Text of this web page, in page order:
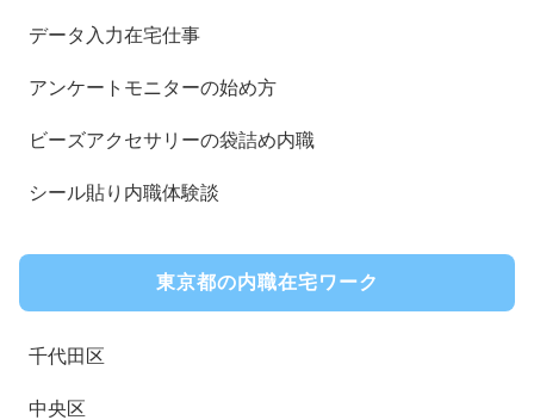
データ入力在宅仕事
アンケートモニターの始め方
ビーズアクセサリーの袋詰め内職
シール貼り内職体験談
東京都の内職在宅ワーク
千代田区
中央区